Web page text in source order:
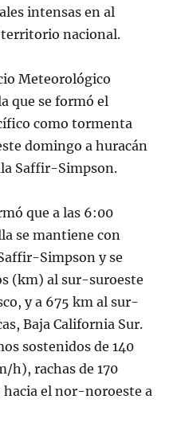
intensas en al
territorio nacional.
Meteorológico
que se formó el
como tormenta
domingo a huracán
Saffir-Simpson.
que a las 6:00
se mantiene con
Simpson y se
(km) al sur-suroeste
y a 675 km al sur-
Baja California Sur.
sostenidos de 140
h), rachas de 170
el nor-noroeste a